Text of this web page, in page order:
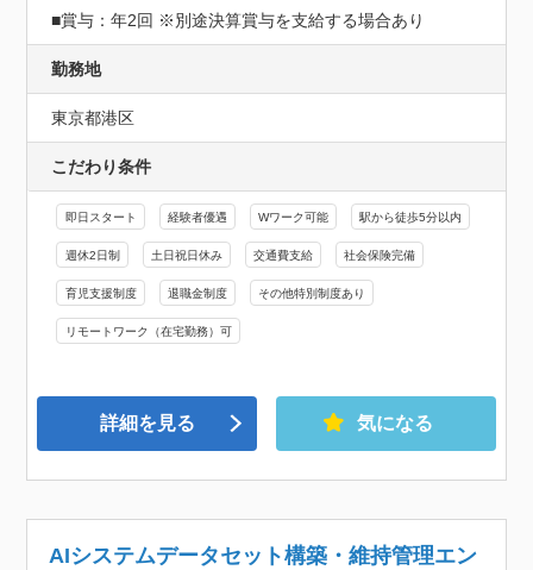
■賞与：年2回 ※別途決算賞与を支給する場合あり
勤務地
東京都港区
こだわり条件
即日スタート 経験者優遇 Wワーク可能 駅から徒歩5分以内
週休2日制 土日祝日休み 交通費支給 社会保険完備
育児支援制度 退職金制度 その他特別制度あり
リモートワーク（在宅勤務）可
詳細を見る 気になる
AIシステムデータセット構築・維持管理エン